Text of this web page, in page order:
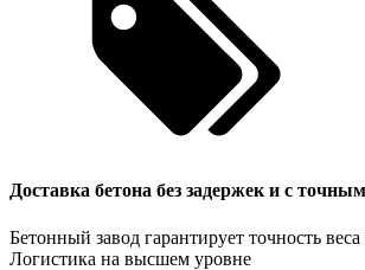
Доставка бетона без задержек и с
Бетонный завод гарантирует точность
Логистика на высшем уровне